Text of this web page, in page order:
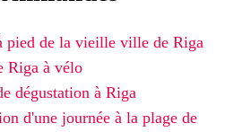
pied de la vieille ville de Riga
Riga à vélo
dégustation à Riga
d'une journée à la plage de